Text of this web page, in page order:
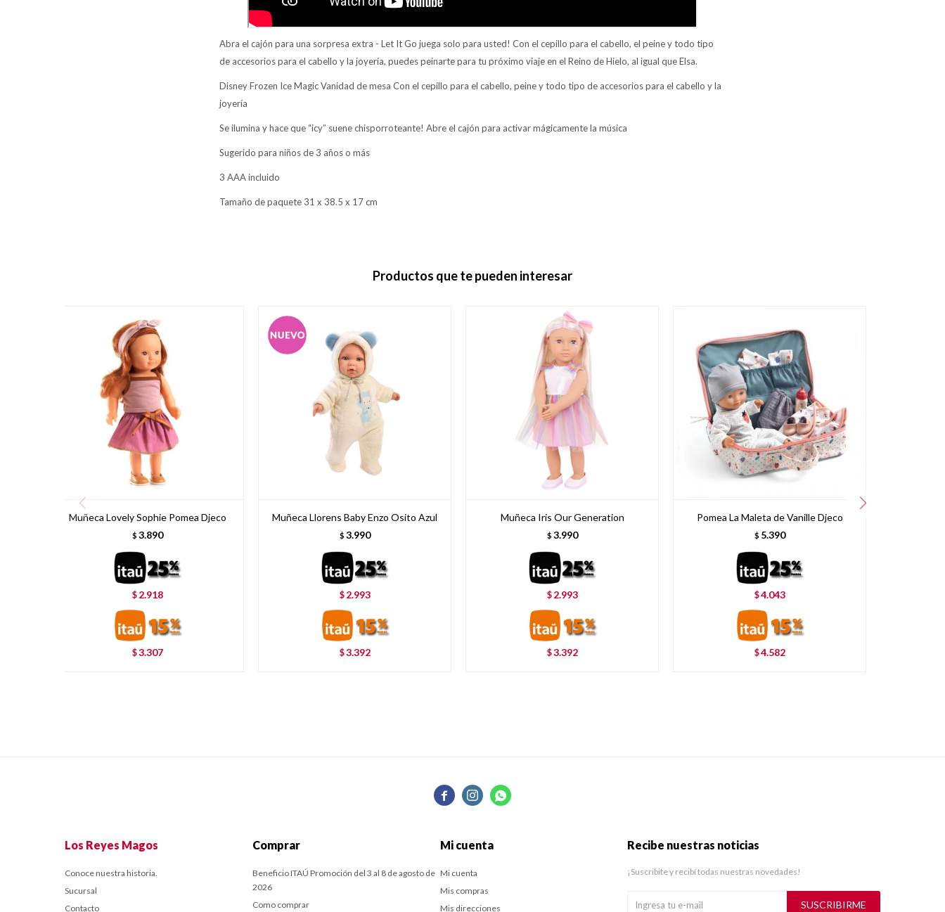
Abra el cajón para una sorpresa extra - Let It Go juega solo para usted! Con el cepillo para el cabello, el peine y todo tipo
de accesorios para el cabello y la joyería, puedes peinarte para tu próximo viaje en el Reino de Hielo, al igual que Elsa.
Disney Frozen Ice Magic Vanidad de mesa Con el cepillo para el cabello, peine y todo tipo de accesorios para el cabello y la
joyería
Se ilumina y hace que “icy” suene chisporroteante! Abre el cajón para activar mágicamente la música
Sugerido para niños de 3 años o más
3 AAA incluido
Tamaño de paquete 31 x 38.5 x 17 cm
Productos que te pueden interesar
Muñeca Lovely Sophie Pomea Djeco
$ 3.890
$ 2.918
$3.307
Muñeca Llorens Baby Enzo Osito Azul
$ 3.990
$ 2.993
$3.392
Muñeca Iris Our Generation
$ 3.990
$ 2.993
$3.392
Pomea La Maleta de Vanille Djeco
$ 5.390
$4.043
$4.582
  
Los Reyes Magos
Conoce nuestra historia.
Sucursal
Contacto
Comprar
Beneficio ITAÚ Promoción del 3 al 8 de agosto de
2026
Como comprar
Mi cuenta
Mi cuenta
Mis compras
Mis direcciones
Recibe nuestras noticias
¡Suscribite y recibí todas nuestras novedades!
SUSCRIBIRME